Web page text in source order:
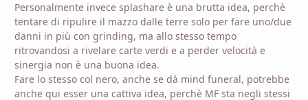
Personalmente invece splashare è una brutta idea, perchè
tentare di ripulire il mazzo dalle terre solo per fare uno/due
danni in più con grinding, ma allo stesso tempo
ritrovandosi a rivelare carte verdi e a perder velocità e
sinergia non è una buona idea.
Fare lo stesso col nero, anche se dà mind funeral, potrebbe
anche qui esser una cattiva idea, perchè MF sta negli stessi